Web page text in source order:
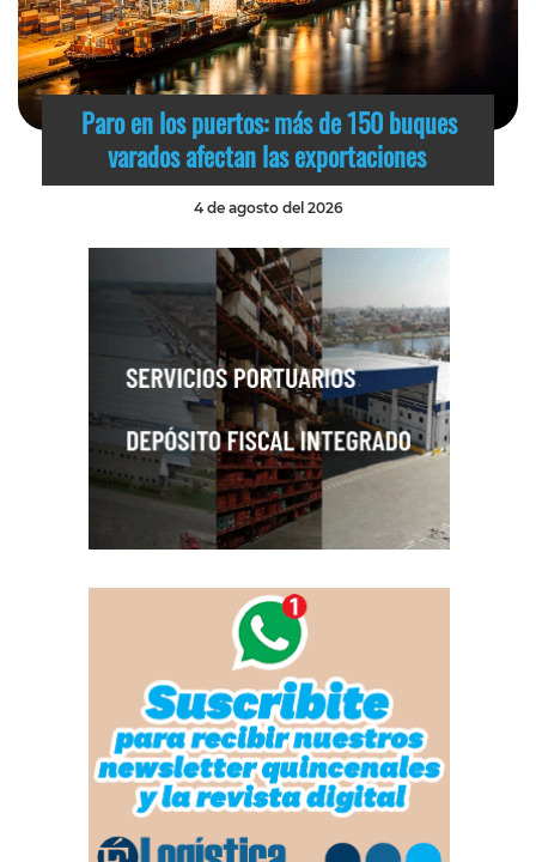
Paro en los puertos: más de 150 buques
varados afectan las exportaciones
4 de agosto del 2026